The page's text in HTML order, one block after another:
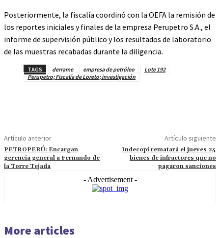
Posteriormente, la fiscalía coordinó con la OEFA la remisión de
los reportes iniciales y finales de la empresa Perupetro S.A., el
informe de supervisión público y los resultados de laboratorio
de las muestras recabadas durante la diligencia.
TAGS derrame empresa de petróleo
Lote 192
Perupetro; Fiscalía de Loreto; investigación
Artículo anterior
PETROPERÚ: Encargan
gerencia general a Fernando de
la Torre Tejada
Artículo siguiente
Indecopi rematará el jueves 24
bienes de infractores que no
pagaron sanciones
- Advertisement -
More articles